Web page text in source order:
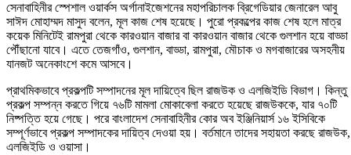
সেনাবাহিনীর স্পেশাল ওয়ার্কস অর্গানাইজেশনের মহাপরিচালক ব্রিগেডিয়ার জেনারেল আবু
সাঈদ মোহাম্মদ মাসুদ বলেন, মূল কাজ শেষ হয়েছে। পুরো প্রকল্পের কাজ শেষ হলে মাত্র
কয়েক মিনিটেই রামপুরা থেকে কারওয়ান বাজার বা কারওয়ান বাজার থেকে গুলশান হয়ে বাড্ডা
পৌঁছানো যাবে। এতে তেজগাঁও, গুলশান, বাড্ডা, রামপুরা, মৌচাক ও মগবাজারের অসহনীয়
যানজট অনেকাংশে কমে আসবে।
প্রাথমিকভাবে প্রকল্পটি সম্পাদনের মূল দায়িত্বে ছিল রাজউক ও এলজিইডি বিভাগ। কিন্তু
প্রকল্প সম্পন্ন করতে গিয়ে ৭৬টি মামলা মোকাবেলা করতে হয়েছে রাজউককে, যার ৭০টি
নিষ্পত্তি হয়ে গেছে। পরে বাংলাদেশ সেনাবাহিনীর কোর অব ইঞ্জিনিয়ার্স ১৬ ইসিবিকে
সম্পূর্ণভাবে প্রকল্প সম্পাদকের দায়িত্ব দেওয়া হয়। বর্তমানে তাদের সহায়তা করছে রাজউক,
এলজিইডি ও ওয়াসা।